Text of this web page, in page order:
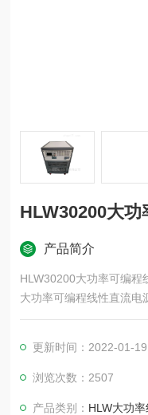
HLW30200大
产品简介
HLW30200大功率可编程
大功率可编程线性直流电
HLW系列是单通道输出
定环境下的工作安全。
部连续或者动态负载，
更新时间：2022-01-19
浏览次数：2507
产品类别： HLW大功